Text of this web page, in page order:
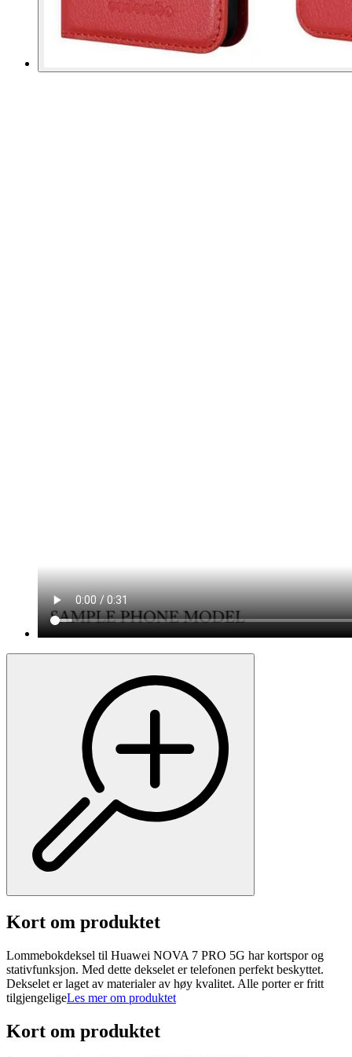
Kort om produktet
Lommebokdeksel til Huawei NOVA 7 PRO 5G har kortspor og
stativfunksjon. Med dette dekselet er telefonen perfekt beskyttet.
Dekselet er laget av materialer av høy kvalitet. Alle porter er fritt
tilgjengeligeLes mer om produktet
Kort om produktet